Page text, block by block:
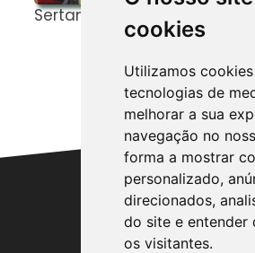
cookies
Utilizamos
tecnologias de
melhorar a sua
navegação no
forma a mostrar
personalizado,
direcionados,
do site e entender
os visitantes.
Sertanejos de Verdade!
Entre em